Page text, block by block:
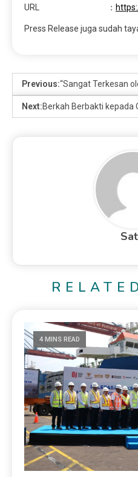
URL ：
Press Release juga sudah
Previous:“Sangat Terkesan
Next:Berkah Berbakti kepada
4 MINS READ